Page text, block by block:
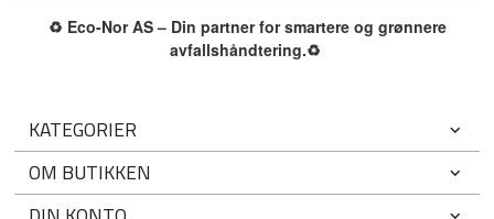
♻️ Eco-Nor AS – Din partner for smartere og grønnere
avfallshåndtering.♻️
KATEGORIER
OM BUTIKKEN